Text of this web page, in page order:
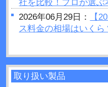
社を比較！プロが選ぶ
2026年06月29日：
【
ス料金の相場はいく
2026年06月28日：プ
るのはなぜ？原因や
2026年06月26日：複
取り扱い製品